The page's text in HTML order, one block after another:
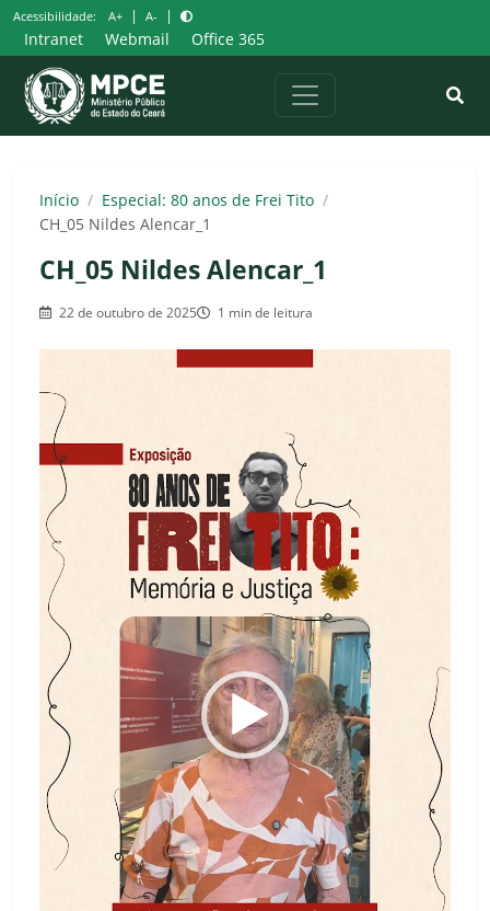
Pular
para
o
conteúdo
Acessibilidade: A+ | A- |
Intranet Webmail Office 365
Início / Especial: 80 anos de Frei Tito /
CH_05 Nildes Alencar_1
CH_05 Nildes Alencar_1
22 de outubro de 2025 1 min de leitura
vídeo